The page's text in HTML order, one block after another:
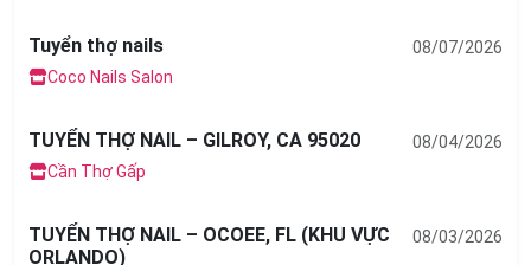
Tuyển thợ nails
Coco Nails Salon
08/07/2026
TUYỂN THỢ NAIL – GILROY, CA 95020
Cần Thợ Gấp
08/04/2026
TUYỂN THỢ NAIL – OCOEE, FL (KHU VỰC
ORLANDO)
08/03/2026